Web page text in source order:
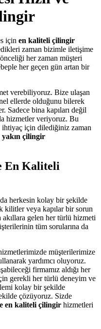
için en kaliteli çilingir
zaman bizimle iletişime
her zaman müşteri
her geçen gün artan bir
verebiliyoruz. Bize ulaşan
ellerde olduğunu bilerek
Sadece bina kapıları değil
hizmetler veriyoruz. Bu
ihtiyaç için dilediğiniz zaman
çilingir
En Kaliteli
herkesin kolay bir şekilde
kilitler veya kapılar bir sorun
gelen her türlü hizmeti
tüm sorularına da
müşterilerimize
yardımcı oluyoruz.
firmamız aldığı her
gerekli her türlü deneyim ve
kolay bir şekilde
çözüyoruz. Sizde
en kaliteli çilingir hizmetleri